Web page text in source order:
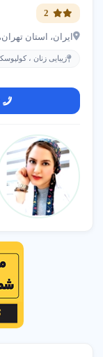
ایران، استان
زیبایی زنان ،